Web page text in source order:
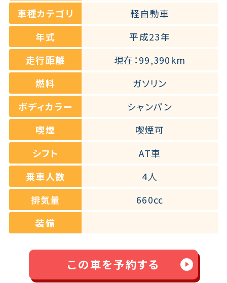
車種カテゴリ
軽自動車
年式
平成23年
走行距離
現在：99,390km
燃料
ガソリン
ボディカラー
シャンパン
喫煙
喫煙可
シフト
AT車
乗車人数
4人
排気量
660㏄
装備
この車を予約する